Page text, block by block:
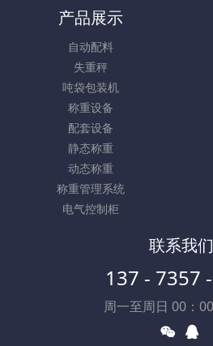
产品展示
自动配料
失重秤
吨袋包装机
称重设备
配套设备
静态称重
动态称重
称重管理系统
电气控制柜
联系我们
137 - 7357
周一至周日 00：